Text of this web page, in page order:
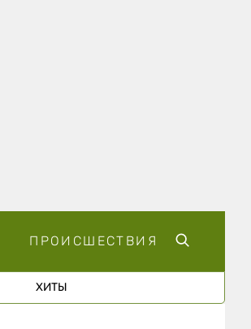
ПРОИСШЕСТВИЯ
ХИТЫ